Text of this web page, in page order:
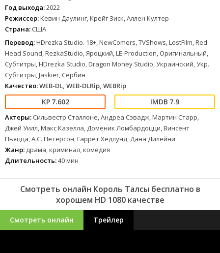
изобретательность и хитрость.
Год выхода:2022
Режиссер:Кевин Даулинг, Крейг Зиск, Аллен Култер
Страна: США
Перевод:HDrezka Studio. 18+, NewComers, TVShows, LostFilm, Red
Head Sound, RezkaStudio, Яроцкий, LE-Production, Оригинальный,
Субтитры, HDrezka Studio, Dragon Money Studio, Украинский, Укр.
Субтитры, Jaskier, Сербин
Качество:WEB-DL, WEB-DLRip, WEBRip
7.602 7.9
Актеры: Сильвестр Сталлоне, Андреа Сэвадж, Мартин Старр,
Джей Уилл, Макс Казелла, Доменик Ломбардоцци, Винсент
Пьяцца, А.С. Петерсон, Гаррет Хедлунд, Дана Дилейни
Жанр: драма, криминал, комедия
Длительность:40 мин
Смотреть онлайн Король Талсы бесплатно в
хорошем HD 1080 качестве
Смотреть онлайн Трейлер